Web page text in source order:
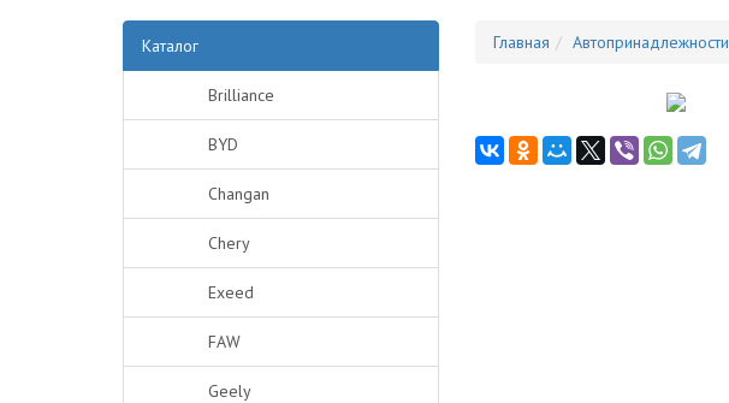
Каталог
Brilliance
BYD
Changan
Chery
Exeed
FAW
Geely
Главная Автопринадлежности